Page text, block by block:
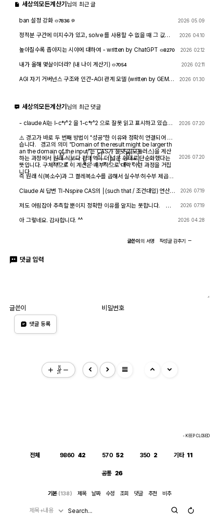
세상의모든계산기 님의 최근 글
ban 설정 강화
7836
2026 05.09
정적분 구간에 미지수가 있고, solve 를 사용할 수 없을 때 그 값을
2026 04.10
높아질수록 좁아지는 시야에 대하여 - written by ChatGPT 8270 2026 02.12
내가 올해 몇살이더라? (내 나이 계산기) 7054 2026 02.11
AGI 자기 거버넌스 구조와 인간-AGI 관계 모델 (written by GEMIN
2026 01.30
세상의모든계산기 님의 최근 댓글
- claude AI는 l-c*r^2 을 1-c*r^2 으로 잘못 읽고 표시하고 있습니
해 보아도 결과는 바뀌지 않습니다.
2026 07.20
⚠️ 경고가 바로 두 번째 방법이 "성공"한 이유와 정확히 연결되어 있
습니다. 경고의 의미 "Domain of the result might be larger th
an the domain of the input"는 CAS가 절댓값(모듈러스)을 계산
하는 과정에서 원래 식보다 정의역이 더 넓은 형태로 단순화했다는
뜻입니다. 구체적으로 이 계산은 내부적으로 대략 이런 과정을 거칩
니다.
|ere⋅r|=(ere⋅r)⋅(ere⋅r)―
즉 원래 식(복소수)과 그 켤레복소수를 곱해서 실수부·허수부 제곱합
√(x²) → x 또는 √a·√b → √(ab) 같은 규칙들이 쓰이는데, 이런
규칙들은 x가 실수이고 0 이상일 때만 엄밀하게 성립합니다. CAS는
이 조건들을 일일이 다 추적하지 않고 넘어가면서, 원래는 (e≠0, r+l
·ω·i ≠ 0 등) 복소수 특유의 좁은 정의역을 가진 식을, r, l, ω가 어떤
실수여도(부호 무관하게) 정의되는 1/√(r²+l²·ω²)라는 더 넓은 정의
역의 식으로 바꿔버린 것입니다. CAS는 이 손실을 감지하고 경고를
가지고 있던 정의역 제약 정보(부호 조건, i 관련 조건 등)를 이미 버
끄럽게 만드는 원인입니다. 첫 번째 시도에서는 i가 살아있는 원래 식
래서 깔끔하게 √c/√l이 나온 겁니다. 한 줄 요약 절댓값 계산 시 뜬
"정의역이 넓어졌을 수 있다"는 경고는, CAS가 그 순간에 원래 식의
엄밀한 조건(정의역)을 놓쳤다는 신호이고, 바로 그 "조건을 놓친 상
태"이기 때문에 뒤에 이어지는 조건식 대입이 막힘없이 진행된 것입
니다. 다만 그 대가로, 결과인 1/√(r²+l²·ω²)이나 최종 √c/√l이 원
보이지만, 수학적 엄밀성 측면에서는 "정의역이 넓어진 근사적 결
과"라는 꼬리표가 붙어있는 셈입니다.
2026 07.20
Claude AI 답변 TI-Nspire CAS의 | (such that / 조건대입) 연산자
다. 대입 후에 처음부터 다시 "실수부/허수부 분리, 유리화" 같은 재간
의 핵심입니다. 첫 번째 경우 (|er/(e·r)| | con_1 and con → 실패) 이
시점의 식은 아직 r + l·ω·i 형태의 복소수 그대로입니다 (i가 살아있
수인지(즉 1-c·r² ≥ 0인지) 판단할 근거가 없다는 겁니다. 저장해 두
되어 있지 않습니다. 그래서 CAS는 i와 이 무리식을 더 정리(유리화,
것이므로, i와 무리식이 뒤엉키는 문제 자체가 발생하지 않습니다. 그
래서 바로 깔끔하게 √c/√l로 정리됩니다. 정리하면 절댓값(모듈러
스) 계산은 "이 값들이 실수다"라는 가정을 이미 내부적으로 써서 i를
제거하는 연산입니다. 그 연산을 조건 대입 이전에 해두면, 이후 대입
은 단순 실수 대입이라 문제없이 정리됩니다. 반대로 i가 남아있는 식
절댓값·실수화(유리화) 등을 먼저 끝내서 i를 없앤 뒤 조건을 대입하
한 번 더 걸어주면 (필요한 도메인 조건과 함께) 정리가 되는 경우가
2026 07.19
저도 어림잡아 추측할 뿐이지 정확한 이유를 알지는 못합니다. 질
nnet 5) AI에 넣어 보니 claude AI 가 제일 합리적인 답변을 주어서
2026 07.19
아 그렇네요. 감사합니다. ^^ 2026 04.28
글쓴이의 서명 작성글감추기
댓글 입력
글쓴이 비밀번호
댓글 등록
14px view_headline
- KEEP CLOSED
전체 9860 42 570 52 350 2 기타 11
공통 26
기본 (138) 제목 날짜 수정 조회 댓글 추천 비추
제목+내용